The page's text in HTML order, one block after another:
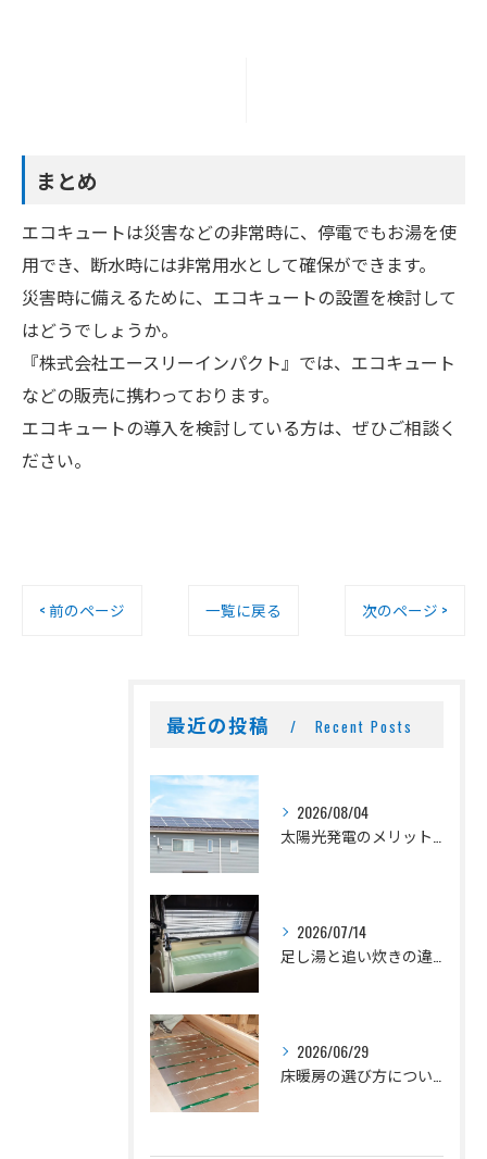
まとめ
エコキュートは災害などの非常時に、停電でもお湯を使
用でき、断水時には非常用水として確保ができます。
災害時に備えるために、エコキュートの設置を検討して
はどうでしょうか。
『株式会社エースリーインパクト』では、エコキュート
などの販売に携わっております。
エコキュートの導入を検討している方は、ぜひご相談く
ださい。
< 前のページ 一覧に戻る 次のページ >
最近の投稿 Recent Posts
2026/08/04
2026/07/14
2026/06/29